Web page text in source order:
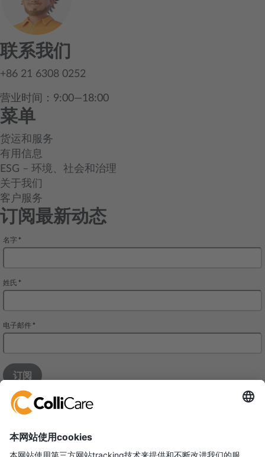
联系我们
+86 21 6308 0252
营业时间：9:00—18:00
菜单
货运和服务
有用信息
ESG – 环境、社会和治理
关于我们
客户服务
订阅最新动态